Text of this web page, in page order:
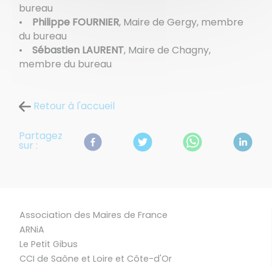
bureau
• Philippe FOURNIER, Maire de Gergy, membre
du bureau
•Sébastien LAURENT, Maire de Chagny,
membre du bureau
Retour à l'accueil
Partagez
sur :
Association des Maires de France
ARNiA
Le Petit Gibus
CCI de Saône et Loire et Côte-d'Or